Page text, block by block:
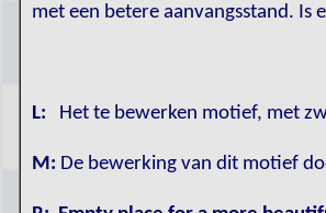
met een betere aanvangsstand. Is
L: Het te bewerken motief, met
M: De bewerking van dit motief